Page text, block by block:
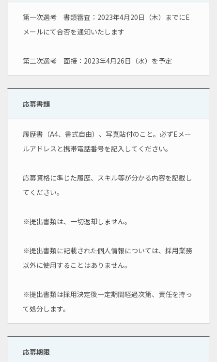
第一次選考　書類審査：2023年4月20日（木）までにE
メールにて合否を通知いたします
第二次選考　面接：2023年4月26日（水）を予定
応募書類
履歴書（A4、書式自由）、写真貼付のこと。必ずEメー
ルアドレスと携帯電話番号を記入してください。
応募資格に準じた履歴、スキル等が分かる内容を記載し
てください。
※提出書類は、一切返却しません。
※提出書類に記載された個人情報については、採用業務
以外に使用することはありません。
※提出書類は採用決定後一定期間経過次第、責任を持っ
て処分します。
応募期限